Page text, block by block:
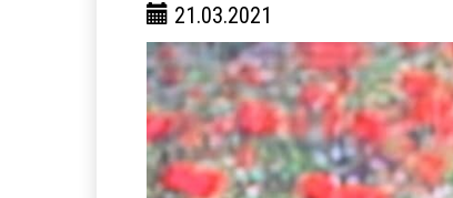
21.03.2021